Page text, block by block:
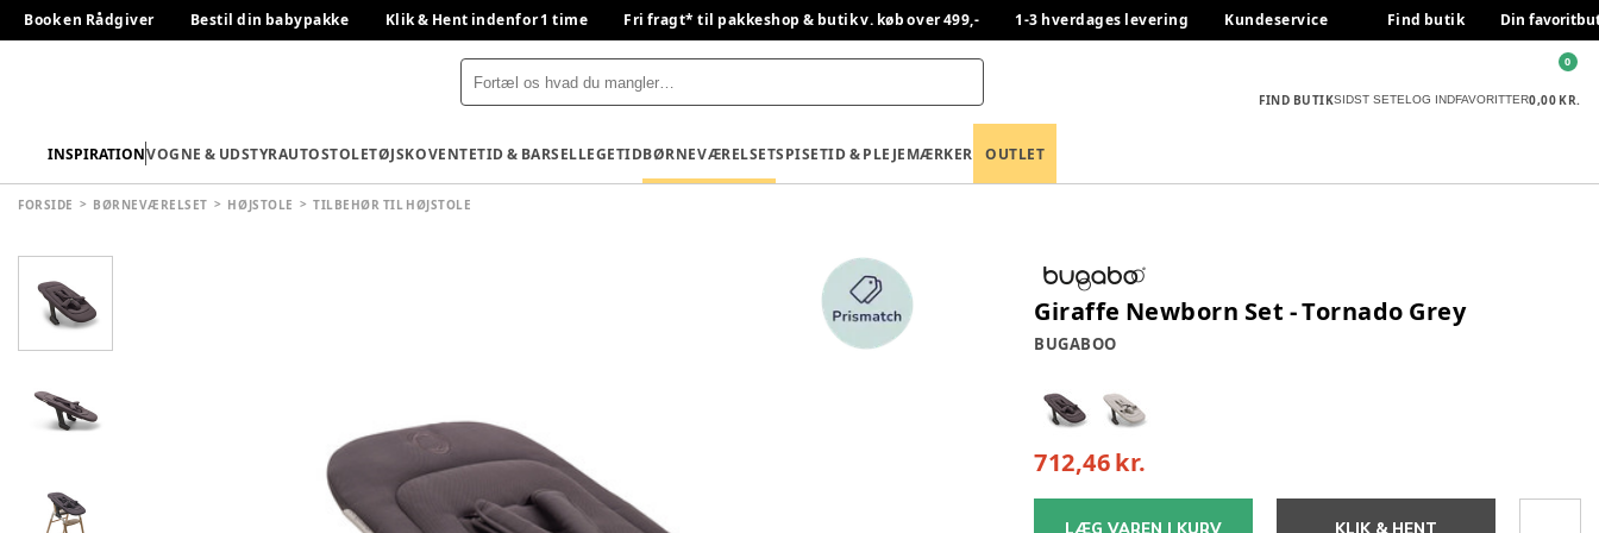
Book en Rådgiver Bestil din babypakke Klik & Hent indenfor 1 time Fri fragt* til pakkeshop & butik v. køb over 499,- 1-3 hverdages levering Kundeservice Find butik Din
FIND BUTIKSIDST SETELOG INDFAVORITTER0,00 KR.
0
INSPIRATIONVOGNE & UDSTYRAUTOSTOLETØJSKOVENTETID & BARSELLEGETIDBØRNEVÆRELSETSPISETID & PLEJEMÆRKER OUTLET
FORSIDE BØRNEVÆRELSET HØJSTOLE TILBEHØR TIL HØJSTOLE
Giraffe Newborn Set - Tornado Grey
BUGABOO
712,46 kr.
LÆG VAREN I KURV KLIK & HENT